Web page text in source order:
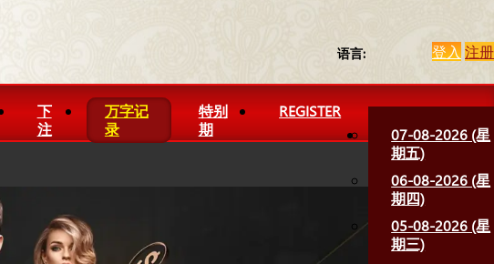
语言: 登入注册
下
注
万字记
录
特别
期
REGISTER
07-08-2026 (星
期五)
06-08-2026 (星
期四)
05-08-2026 (星
期三)